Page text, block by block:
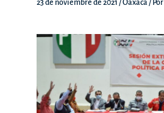
23 de noviembre de 2021 /Oaxaca / Por